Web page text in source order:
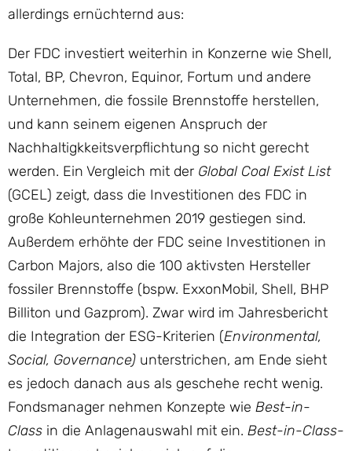
allerdings ernüchternd aus:
Der FDC investiert weiterhin in Konzerne wie Shell,
Total, BP, Chevron, Equinor, Fortum und andere
Unternehmen, die fossile Brennstoffe herstellen,
und kann seinem eigenen Anspruch der
Nachhaltigkkeitsverpflichtung so nicht gerecht
werden. Ein Vergleich mit der Global Coal Exist List
(GCEL) zeigt, dass die Investitionen des FDC in
große Kohleunternehmen 2019 gestiegen sind.
Außerdem erhöhte der FDC seine Investitionen in
Carbon Majors, also die 100 aktivsten Hersteller
fossiler Brennstoffe (bspw. ExxonMobil, Shell, BHP
Billiton und Gazprom). Zwar wird im Jahresbericht
die Integration der ESG-Kriterien (Environmental,
Social, Governance) unterstrichen, am Ende sieht
es jedoch danach aus als geschehe recht wenig.
Fondsmanager nehmen Konzepte wie Best-in-
Class in die Anlagenauswahl mit ein. Best-in-Class-